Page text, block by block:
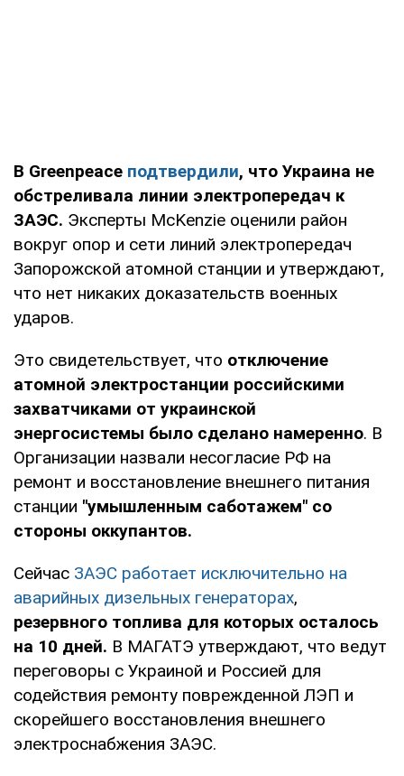
В Greenpeace подтвердили, что Украина не
обстреливала линии электропередач к
ЗАЭС. Эксперты McKenzie оценили район
вокруг опор и сети линий электропередач
Запорожской атомной станции и утверждают,
что нет никаких доказательств военных
ударов.
Это свидетельствует, что отключение
атомной электростанции российскими
захватчиками от украинской
энергосистемы было сделано намеренно. В
Организации назвали несогласие РФ на
ремонт и восстановление внешнего питания
станции "умышленным саботажем" со
стороны оккупантов.
Сейчас ЗАЭС работает исключительно на
аварийных дизельных генераторах,
резервного топлива для которых осталось
на 10 дней. В МАГАТЭ утверждают, что ведут
переговоры с Украиной и Россией для
содействия ремонту поврежденной ЛЭП и
скорейшего восстановления внешнего
электроснабжения ЗАЭС.